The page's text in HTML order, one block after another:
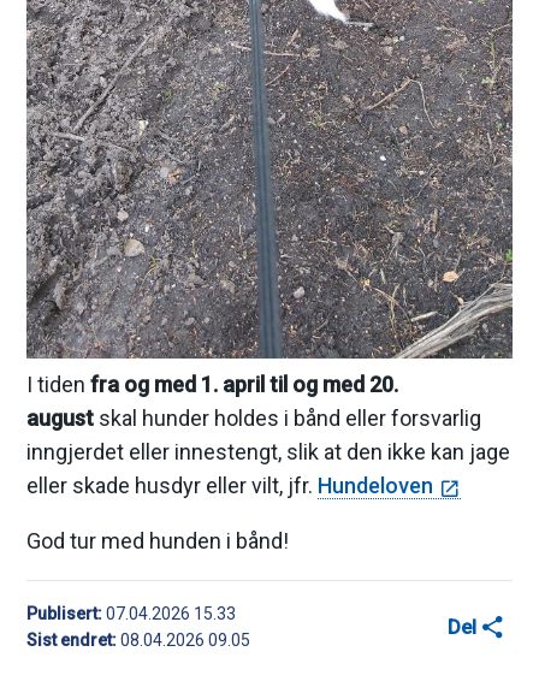
e
I tidenfra og med 1. april til og med 20.
august skal hunder holdes i bånd eller forsvarlig
inngjerdet eller innestengt, slik at den ikke kan jage
eller skade husdyr eller vilt, jfr. Hundeloven
God tur med hunden i bånd!
Publisert 07.04.2026 15.33
Sist endret 08.04.2026 09.05
Del